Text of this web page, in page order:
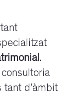
.
d’àmbit